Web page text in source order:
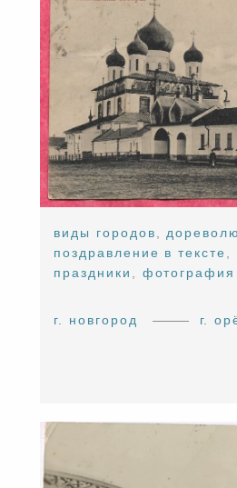
виды городов
поздравление в тексте
праздники
фотография
г. новгород г.